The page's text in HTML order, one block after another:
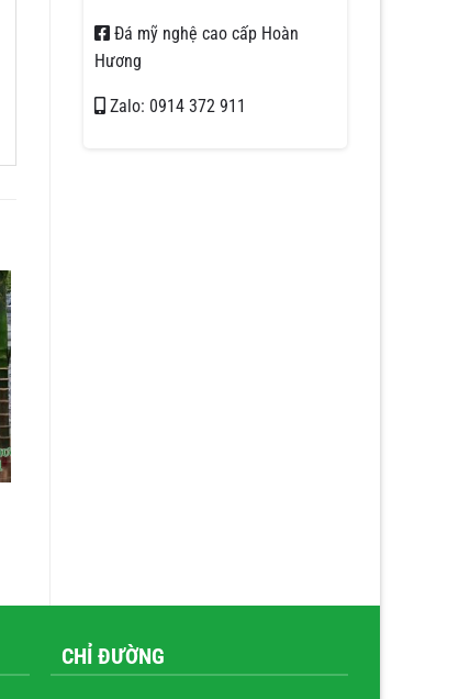
Đá mỹ nghệ cao cấp Hoàn
Hương
Zalo: 0914 372 911
CHỈ ĐƯỜNG